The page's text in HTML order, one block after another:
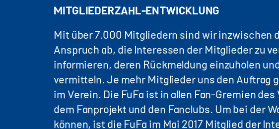
MITGLIEDERZAHL-ENTWICKLUNG
Mit über 7.000 Mitgliedern sind wir inzwischen
Anspruch ab, die Interessen der Mitglieder zu
informieren, deren Rückmeldung einzuholen
vermitteln. Je mehr Mitglieder uns den Auftrag
im Verein. Die FuFa ist in allen Fan-Gremien
dem Fanprojekt und den Fanclubs. Um bei der
können, ist die FuFa im Mai 2017 Mitglied der